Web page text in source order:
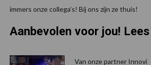
immers onze collega’s! Bij ons zijn ze thuis!
Aanbevolen voor jou!
Van onze partner Innovi